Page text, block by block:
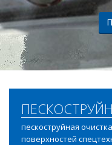
пескоструйная
поверхностей